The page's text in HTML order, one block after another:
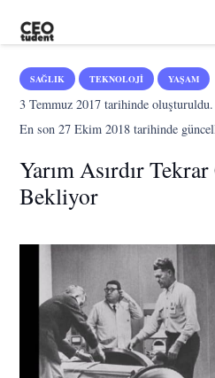
SAĞLIK TEKNOLOJI YAŞAM
3 Temmuz 2017 tarihinde oluşturuldu.
En son27 Ekim 2018 tarihinde
Yarım Asırdır
Bekliyor